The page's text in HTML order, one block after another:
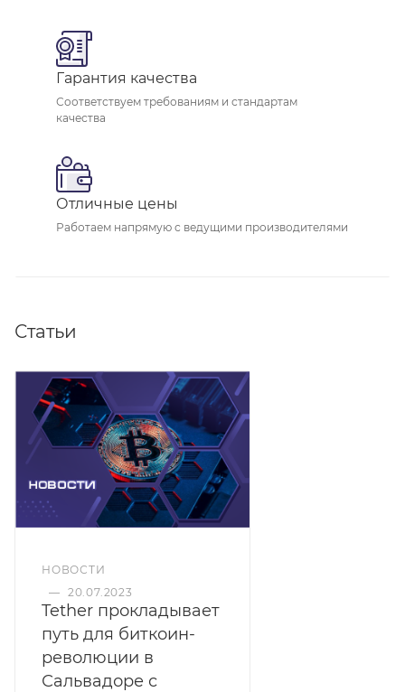
Гарантия качества
Соответствуем требованиям и стандартам
качества
Отличные цены
Работаем напрямую с ведущими производителями
Статьи
НОВОСТИ
— 20.07.2023
Tether прокладывает
путь для биткоин-
революции в
Сальвадоре с